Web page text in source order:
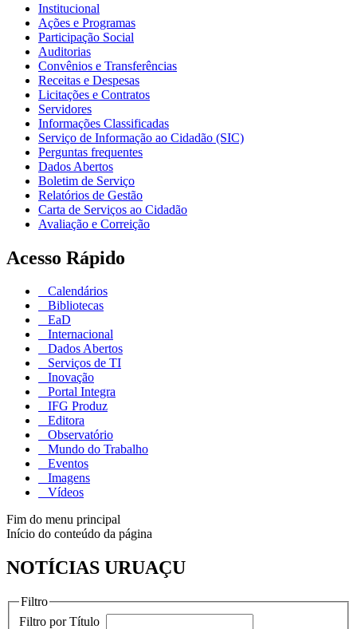
Institucional
Ações e Programas
Participação Social
Auditorias
Convênios e Transferências
Receitas e Despesas
Licitações e Contratos
Servidores
Informações Classificadas
Serviço de Informação ao Cidadão (SIC)
Perguntas frequentes
Dados Abertos
Boletim de Serviço
Relatórios de Gestão
Carta de Serviços ao Cidadão
Avaliação e Correição
Acesso Rápido
Calendários
Bibliotecas
EaD
Internacional
Dados Abertos
Serviços de TI
Inovação
Portal Integra
IFG Produz
Editora
Observatório
Mundo do Trabalho
Eventos
Imagens
Vídeos
Fim do menu principal
Início do conteúdo da página
NOTÍCIAS URUAÇU
Filtro
Filtro por Título